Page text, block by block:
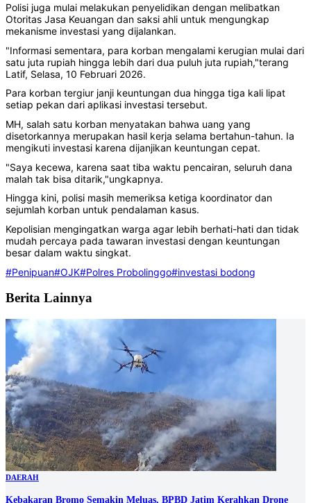
Polisi juga mulai melakukan penyelidikan dengan melibatkan
Otoritas Jasa Keuangan dan saksi ahli untuk mengungkap
mekanisme investasi yang dijalankan.
‎"Informasi sementara, para korban mengalami kerugian mulai dari
satu juta rupiah hingga lebih dari dua puluh juta rupiah,"terang
Latif, Selasa, 10 Februari 2026.
‎Para korban tergiur janji keuntungan dua hingga tiga kali lipat
setiap pekan dari aplikasi investasi tersebut.
‎MH, salah satu korban menyatakan bahwa uang yang
disetorkannya merupakan hasil kerja selama bertahun-tahun. Ia
mengikuti investasi karena dijanjikan keuntungan cepat.
‎"Saya kecewa, karena saat tiba waktu pencairan, seluruh dana
malah tak bisa ditarik,"ungkapnya.
‎Hingga kini, polisi masih memeriksa ketiga koordinator dan
sejumlah korban untuk pendalaman kasus.
‎Kepolisian mengingatkan warga agar lebih berhati-hati dan tidak
mudah percaya pada tawaran investasi dengan keuntungan
besar dalam waktu singkat.
#Penipuan#OJK#Polres Probolinggo#investasi bodong
Berita Lainnya
DAERAH
Kebakaran Bromo Semakin Meluas, BPBD Jatim Kerahkan Drone